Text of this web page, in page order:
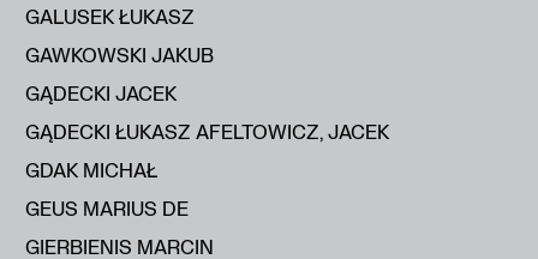
GALUSEK ŁUKASZ
GAWKOWSKI JAKUB
GĄDECKI JACEK
GĄDECKI ŁUKASZ AFELTOWICZ, JACEK
GDAK MICHAŁ
GEUS MARIUS DE
GIERBIENIS MARCIN